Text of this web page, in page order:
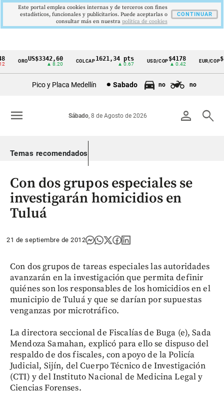
Cintillo
Colombia
ORO US$3342,60
▲ 8.20
COLCAP1621,34 pts
▲ 0.67
USD/COP$4178
▲ 0.42
EUR/COP
Pico y Placa Medellín Sabado no no
person search
Sábado, 8 de Agosto de 2026
menu
Temas recomendados
Con dos grupos especiales se
investigarán homicidios en
Tuluá
21 de septiembre de 2012
Con dos grupos de tareas especiales las autoridades
avanzarán en la investigación que permita definir
quiénes son los responsables de los homicidios en el
municipio de Tuluá y que se darían por supuestas
venganzas por microtráfico.
La directora seccional de Fiscalías de Buga (e), Sada
Mendoza Samahan, explicó para ello se dispuso del
respaldo de dos fiscales, con apoyo de la Policía
Judicial, Sijín, del Cuerpo Técnico de Investigación
(CTI) y del Instituto Nacional de Medicina Legal y
Ciencias Forenses.
Este portal emplea cookies internas y de terceros con fines
estadísticos, funcionales y publicitarios. Puede aceptarlas o
consultar más en nuestra politica de cookies
CONTINUAR